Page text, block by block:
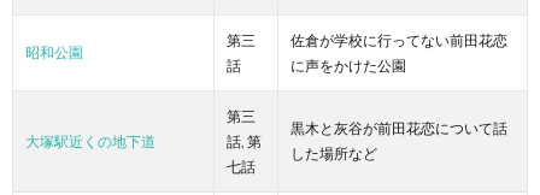
昭和公園
第三
話
佐倉が学校に行ってない前田花恋
に声をかけた公園
大塚駅近くの地下道
第三
話, 第
七話
黒木と灰谷が前田花恋について話
した場所など